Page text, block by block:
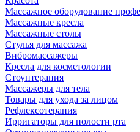
Массажное оборудование
Массажные кресла
Массажные столы
Стулья для массажа
Вибромассажеры
Кресла для косметологии
Стоунтерапия
Массажеры для тела
Товары для ухода за лицом
Рефлексотерапия
Ирригаторы для полости рта